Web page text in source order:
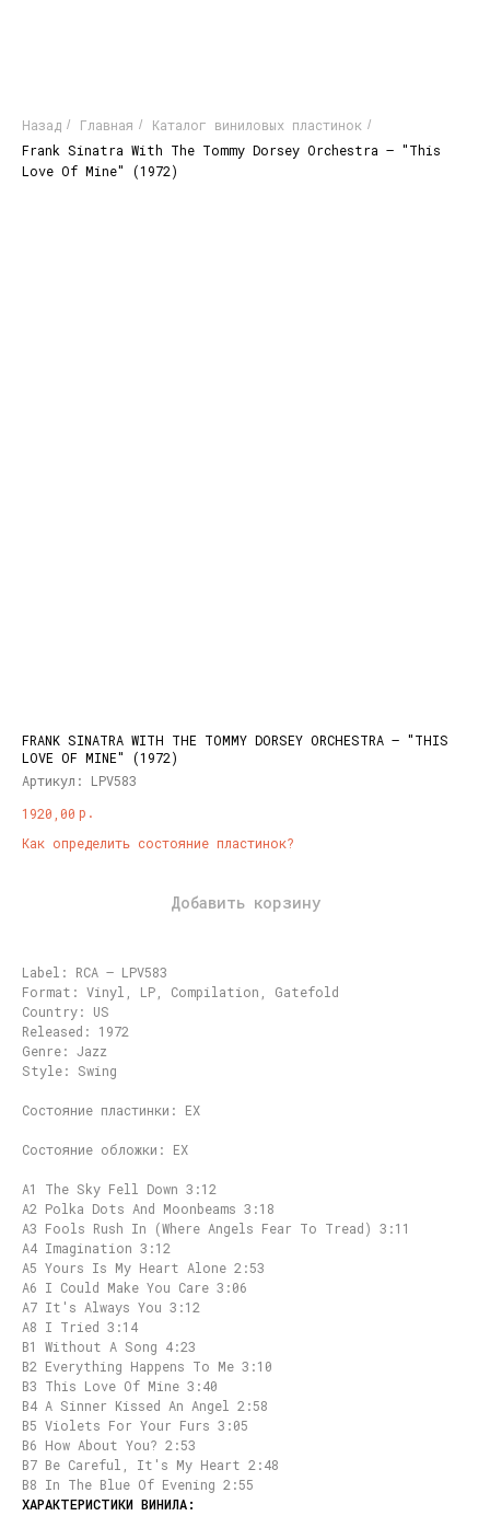
Назад / Главная / Каталог виниловых пластинок /
Frank Sinatra With The Tommy Dorsey Orchestra – "This
Love Of Mine" (1972)
FRANK SINATRA WITH THE TOMMY DORSEY ORCHESTRA – "THIS
LOVE OF MINE" (1972)
Артикул: LPV583
1920,00 р.
Как определить состояние пластинок?
Добавить корзину
Label: RCA – LPV583
Format: Vinyl, LP, Compilation, Gatefold
Country: US
Released: 1972
Genre: Jazz
Style: Swing
Состояние пластинки: EX
Состояние обложки: EX
A1 The Sky Fell Down 3:12
A2 Polka Dots And Moonbeams 3:18
A3 Fools Rush In (Where Angels Fear To Tread) 3:11
A4 Imagination 3:12
A5 Yours Is My Heart Alone 2:53
A6 I Could Make You Care 3:06
A7 It's Always You 3:12
A8 I Tried 3:14
B1 Without A Song 4:23
B2 Everything Happens To Me 3:10
B3 This Love Of Mine 3:40
B4 A Sinner Kissed An Angel 2:58
B5 Violets For Your Furs 3:05
B6 How About You? 2:53
B7 Be Careful, It's My Heart 2:48
B8 In The Blue Of Evening 2:55